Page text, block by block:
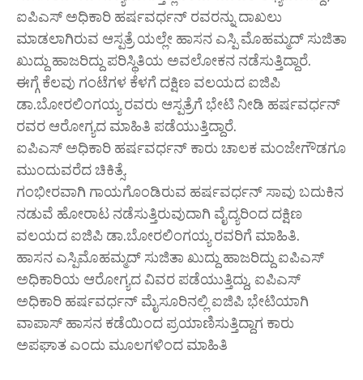
ಐಪಿಎಸ್ ಅಧಿಕಾರಿ ಹರ್ಷವರ್ಧನ್ ರವರನ್ನು ದಾಖಲು
ಮಾಡಲಾಗಿರುವ ಆಸ್ಪತ್ರೆ ಯಲ್ಲೇ ಹಾಸನ ಎಸ್ಪಿ ಮೊಹಮ್ಮದ್ ಸುಜಿತಾ
ಖುದ್ದು ಹಾಜರಿದ್ದು ಪರಿಸ್ಥಿತಿಯ ಅವಲೋಕನ ನಡೆಸುತ್ತಿದ್ದಾರೆ.
ಈಗ್ಗೆ ಕೆಲವು ಗಂಟೆಗಳ ಕೆಳಗೆ ದಕ್ಷಿಣ ವಲಯದ ಐಜಿಪಿ
ಡಾ.ಬೋರಲಿಂಗಯ್ಯ ರವರು ಆಸ್ಪತ್ರೆಗೆ ಭೇಟಿ ನೀಡಿ ಹರ್ಷವರ್ಧನ್
ರವರ ಆರೋಗ್ಯದ ಮಾಹಿತಿ ಪಡೆಯುತ್ತಿದ್ದಾರೆ.
ಐಪಿಎಸ್ ಅಧಿಕಾರಿ ಹರ್ಷವರ್ಧನ್ ಕಾರು ಚಾಲಕ ಮಂಜೇಗೌಡಗೂ
ಮುಂದುವರೆದ ಚಿಕಿತ್ಸೆ.
ಗಂಭೀರವಾಗಿ ಗಾಯಗೊಂಡಿರುವ ಹರ್ಷವರ್ಧನ್ ಸಾವು ಬದುಕಿನ
ನಡುವೆ ಹೋರಾಟ ನಡೆಸುತ್ತಿರುವುದಾಗಿ ವೈದ್ಯರಿಂದ ದಕ್ಷಿಣ
ವಲಯದ ಐಜಿಪಿ ಡಾ.ಬೋರಲಿಂಗಯ್ಯ ರವರಿಗೆ ಮಾಹಿತಿ.
ಹಾಸನ ಎಸ್ಪಿಮೊಹಮ್ಮದ್ ಸುಜಿತಾ ಖುದ್ದು ಹಾಜರಿದ್ದು ಐಪಿಎಸ್
ಅಧಿಕಾರಿಯ ಆರೋಗ್ಯದ ವಿವರ ಪಡೆಯುತ್ತಿದ್ದು, ಐಪಿಎಸ್
ಅಧಿಕಾರಿ ಹರ್ಷವರ್ಧನ್ ಮೈಸೂರಿನಲ್ಲಿ ಐಜಿಪಿ ಭೇಟಿಯಾಗಿ
ವಾಪಾಸ್ ಹಾಸನ ಕಡೆಯಿಂದ ಪ್ರಯಾಣಿಸುತ್ತಿದ್ದಾಗ ಕಾರು
ಅಪಘಾತ ಎಂದು ಮೂಲಗಳಿಂದ ಮಾಹಿತಿ